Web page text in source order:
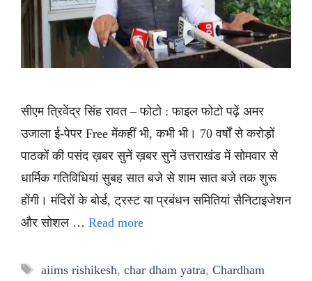
सीएम त्रिवेंद्र सिंह रावत – फोटो : फाइल फोटो पढ़ें अमर
उजाला ई-पेपर Free मेंकहीं भी, कभी भी। 70 वर्षों से करोड़ों
पाठकों की पसंद ख़बर सुनें ख़बर सुनें उत्तराखंड में सोमवार से
धार्मिक गतिविधियां सुबह सात बजे से शाम सात बजे तक शुरू
होंगी। मंदिरों के बोर्ड, ट्रस्ट या प्रबंधन समितियां सैनिटाइजेशन
और सोशल … Read more
Tags
aiims rishikesh, char dham yatra, Chardham